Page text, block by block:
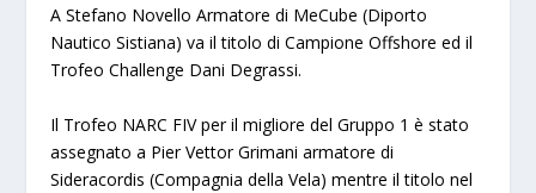
A Stefano Novello Armatore di MeCube (Diporto
Nautico Sistiana) va il titolo di Campione Offshore ed il
Trofeo Challenge Dani Degrassi.
Il Trofeo NARC FIV per il migliore del Gruppo 1 è stato
assegnato a Pier Vettor Grimani armatore di
Sideracordis (Compagnia della Vela) mentre il titolo nel